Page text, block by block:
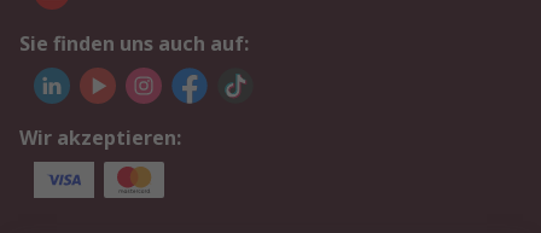
Sie finden uns auch auf:
Wir akzeptieren: